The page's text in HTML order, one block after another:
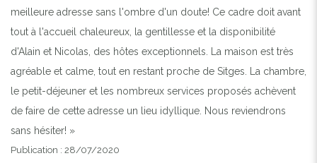
meilleure adresse sans l'ombre d'un doute! Ce cadre doit avant
tout à l'accueil chaleureux, la gentillesse et la disponibilité
d'Alain et Nicolas, des hôtes exceptionnels. La maison est très
agréable et calme, tout en restant proche de Sitges. La chambre,
le petit-déjeuner et les nombreux services proposés achèvent
de faire de cette adresse un lieu idyllique. Nous reviendrons
sans hésiter! »
Publication : 28/07/2020